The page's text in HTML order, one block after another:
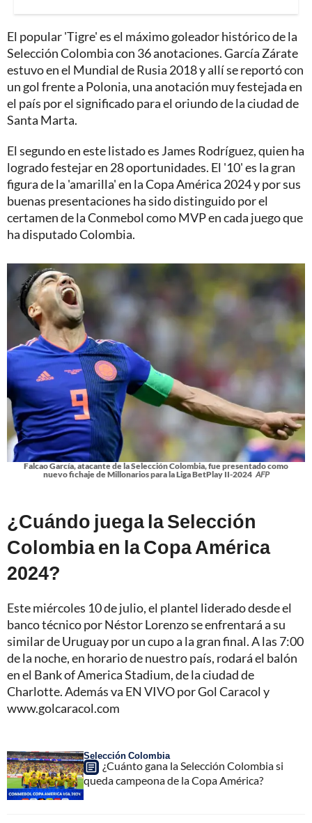
El popular 'Tigre' es el máximo goleador histórico de la
Selección Colombia con 36 anotaciones. García Zárate
estuvo en el Mundial de Rusia 2018 y allí se reportó con
un gol frente a Polonia, una anotación muy festejada en
el país por el significado para el oriundo de la ciudad de
Santa Marta.
El segundo en este listado es James Rodríguez, quien ha
logrado festejar en 28 oportunidades. El '10' es la gran
figura de la 'amarilla' en la Copa América 2024 y por sus
buenas presentaciones ha sido distinguido por el
certamen de la Conmebol como MVP en cada juego que
ha disputado Colombia.
Falcao García, atacante de la Selección Colombia, fue presentado como
nuevo fichaje de Millonarios para la Liga BetPlay II-2024 AFP
¿Cuándo juega la Selección
Colombia en la Copa América
2024?
Este miércoles 10 de julio, el plantel liderado desde el
banco técnico por Néstor Lorenzo se enfrentará a su
similar de Uruguay por un cupo a la gran final. A las 7:00
de la noche, en horario de nuestro país, rodará el balón
en el Bank of America Stadium, de la ciudad de
Charlotte. Además va EN VIVO por Gol Caracol y
www.golcaracol.com
Selección Colombia
¿Cuánto gana la Selección Colombia si
queda campeona de la Copa América?